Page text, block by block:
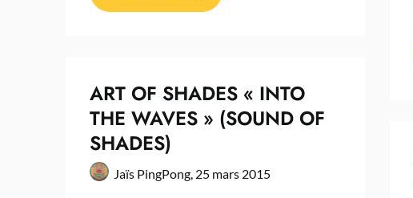
ART OF SHADES « INTO
THE WAVES » (SOUND OF
SHADES)
Jaïs PingPong, 25 mars 2015